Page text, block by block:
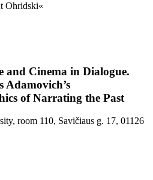
Ohridski«
and Cinema in Dialogue.
Adamovich’s
of Narrating the Past
room 110, Savičiaus g. 17, 01126